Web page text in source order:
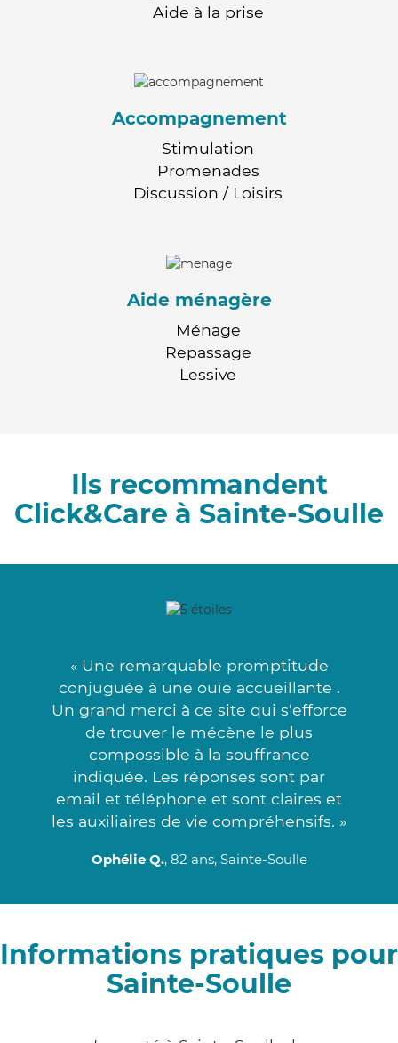
Aide à la prise
Accompagnement
Stimulation
Promenades
Discussion / Loisirs
Aide ménagère
Ménage
Repassage
Lessive
Ils recommandent
Click&Care à Sainte-Soulle
« Une remarquable promptitude
conjuguée à une ouïe accueillante .
Un grand merci à ce site qui s'efforce
de trouver le mécène le plus
compossible à la souffrance
indiquée. Les réponses sont par
email et téléphone et sont claires et
les auxiliaires de vie compréhensifs. »
Ophélie Q., 82 ans, Sainte-Soulle
Informations pratiques pour
Sainte-Soulle